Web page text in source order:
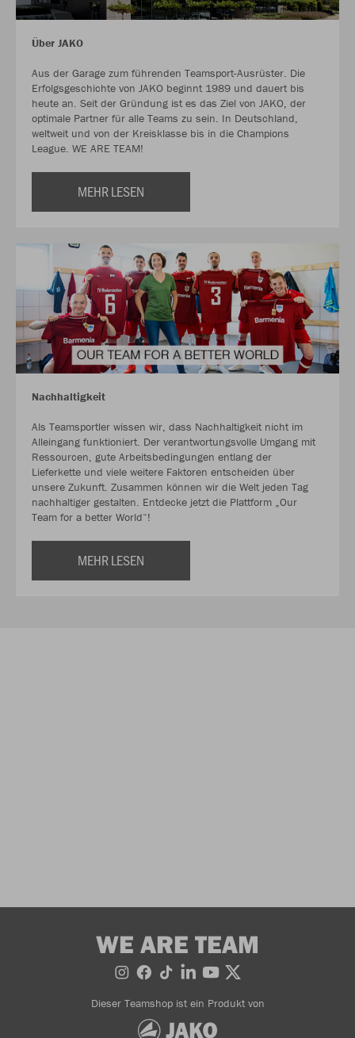
Über JAKO
Aus der Garage zum führenden Teamsport-Ausrüster. Die
Erfolgsgeschichte von JAKO beginnt 1989 und dauert bis
heute an. Seit der Gründung ist es das Ziel von JAKO, der
optimale Partner für alle Teams zu sein. In Deutschland,
weltweit und von der Kreisklasse bis in die Champions
League. WE ARE TEAM!
MEHR LESEN
Nachhaltigkeit
Als Teamsportler wissen wir, dass Nachhaltigkeit nicht im
Alleingang funktioniert. Der verantwortungsvolle Umgang mit
Ressourcen, gute Arbeitsbedingungen entlang der
Lieferkette und viele weitere Faktoren entscheiden über
unsere Zukunft. Zusammen können wir die Welt jeden Tag
nachhaltiger gestalten. Entdecke jetzt die Plattform „Our
Team for a better World“!
MEHR LESEN
WE ARE TEAM
Dieser Teamshop ist ein Produkt von